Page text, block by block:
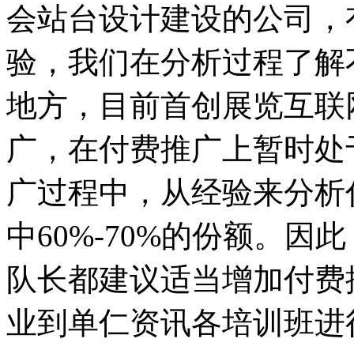
会站台设计建设的公司
验，我们在分析过程了
地方，目前首创展览互
广，在付费推广上暂时
广过程中，从经验来分
中60%-70%的份额。因
队长都建议适当增加付
业到单仁资讯各培训班